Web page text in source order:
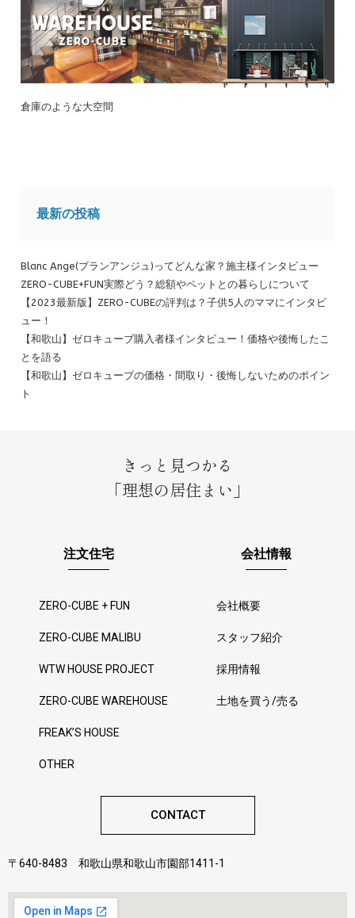
倉庫のような大空間
最新の投稿
Blanc Ange(ブランアンジュ)ってどんな家？施主様インタビュー
ZERO-CUBE+FUN実際どう？総額やペットとの暮らしについて
【2023最新版】ZERO-CUBEの評判は？子供5人のママにインタビ
ュー！
【和歌山】ゼロキューブ購入者様インタビュー！価格や後悔したこ
とを語る
【和歌山】ゼロキューブの価格・間取り・後悔しないためのポイン
ト
きっと見つかる
「理想の居住まい」
注文住宅
ZERO-CUBE + FUN
ZERO-CUBE MALIBU
WTW HOUSE PROJECT
ZERO-CUBE WAREHOUSE
FREAK’S HOUSE
OTHER
会社情報
会社概要
スタッフ紹介
採用情報
土地を買う/売る
CONTACT
〒640-8483 和歌山県和歌山市園部1411-1